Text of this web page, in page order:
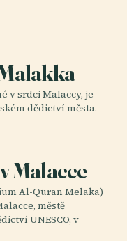
v srdci Malaccy, je
dědictví města.
Malacce
Al-Quran Melaka)
městě
UNESCO, v